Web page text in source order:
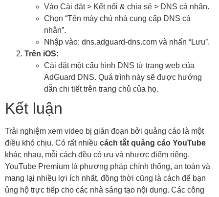
Vào Cài đặt > Kết nối & chia sẻ > DNS cá nhân.
Chọn “Tên máy chủ nhà cung cấp DNS cá
nhân”.
Nhập vào: dns.adguard-dns.com và nhấn “Lưu”.
Trên iOS:
Cài đặt một cấu hình DNS từ trang web của
AdGuard DNS. Quá trình này sẽ được hướng
dẫn chi tiết trên trang chủ của họ.
Kết luận
Trải nghiệm xem video bị gián đoạn bởi quảng cáo là một
điều khó chịu. Có rất nhiều cách tắt quảng cáo YouTube
khác nhau, mỗi cách đều có ưu và nhược điểm riêng.
YouTube Premium là phương pháp chính thống, an toàn và
mang lại nhiều lợi ích nhất, đồng thời cũng là cách để bạn
ủng hộ trực tiếp cho các nhà sáng tạo nội dung. Các công